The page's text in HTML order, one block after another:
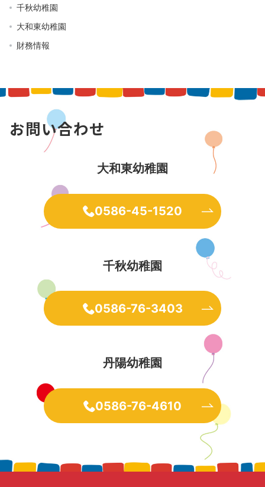
千秋幼稚園
大和東幼稚園
財務情報
お問い合わせ
大和東幼稚園
0586-45-1520
千秋幼稚園
0586-76-3403
丹陽幼稚園
0586-76-4610